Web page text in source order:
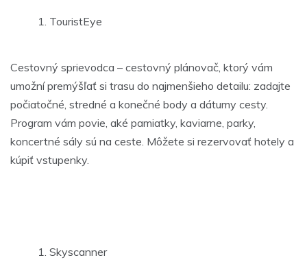
TouristEye
Cestovný sprievodca – cestovný plánovač, ktorý vám
umožní premýšľať si trasu do najmenšieho detailu: zadajte
počiatočné, stredné a konečné body a dátumy cesty.
Program vám povie, aké pamiatky, kaviarne, parky,
koncertné sály sú na ceste. Môžete si rezervovať hotely a
kúpiť vstupenky.
Skyscanner